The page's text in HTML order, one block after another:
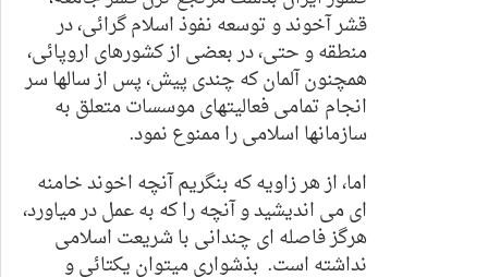
قشر آخوند و توسعه نفوذ اسلام گرائی، در
منطقه و حتی، در بعضی از کشورهای اروپائی،
همچنون آلمان که چندی پیش، پس از سالها سر
انجام تمامی فعالیتهای موسسات متعلق به
سازمانها اسلامی را ممنوع نمود.
اما، از هر زاویه که بنگریم آنچه اخوند خامنه
ای می اندیشید و آنچه را که به عمل در میاورد،
هرگز فاصله ای چندانی با شریعت اسلامی
نداشته است. بذشواری میتوان یکتائی و